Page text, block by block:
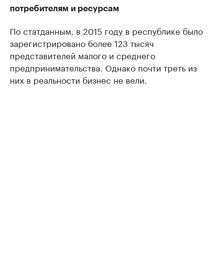
потребителям и ресурсам
По статданным, в 2015 году в республике было
зарегистрировано более 123 тысяч
представителей малого и среднего
предпринимательства. Однако почти треть из
них в реальности бизнес не вели.